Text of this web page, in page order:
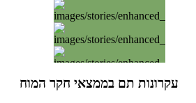
עקרונות תם בממצאי חקר המוח